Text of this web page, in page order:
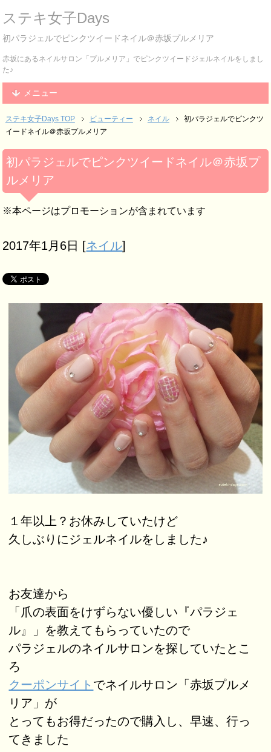
ステキ女子Days
初パラジェルでピンクツイードネイル＠赤坂プルメリア
赤坂にあるネイルサロン「プルメリア」でピンクツイードジェルネイルをしまし
た♪
メニュー
ステキ女子Days TOP ビューティー ネイル
初パラジェルでピンクツ
イードネイル＠赤坂プルメリア
初パラジェルでピンクツイードネイル＠赤坂プ
ルメリア
※本ページはプロモーションが含まれています
2017年1月6日 [ネイル]
１年以上？お休みしていたけど
久しぶりにジェルネイルをしました♪
お友達から
「爪の表面をけずらない優しい『パラジェ
ル』」を教えてもらっていたので
パラジェルのネイルサロンを探していたとこ
ろ
クーポンサイト でネイルサロン「赤坂プルメ
リア」が
とってもお得だったので購入し、早速、行っ
てきました